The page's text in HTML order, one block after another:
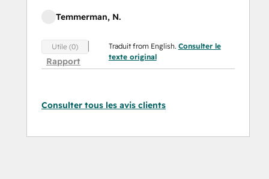
Temmerman, N.
Utile (0)
Rapport
Traduit from English. Consulter le
texte original
Consulter tous les avis clients